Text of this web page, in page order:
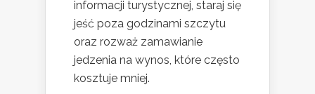
informacji turystycznej, staraj się
jeść poza godzinami szczytu
oraz rozważ zamawianie
jedzenia na wynos, które często
kosztuje mniej.